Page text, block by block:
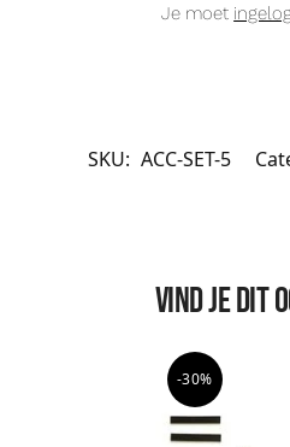
Je moet
SKU: ACC-SET-5
Vind je dit
-30%